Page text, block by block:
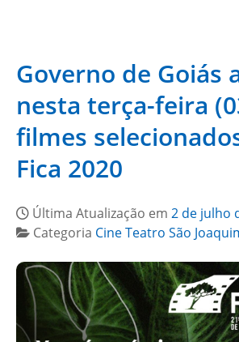
Governo de Goiás
nesta terça-feira
filmes
Fica 2020
Última Atualização em 2 de julho
Categoria Cine Teatro São